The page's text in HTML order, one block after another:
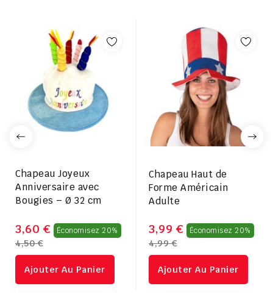
Chapeau Joyeux
Anniversaire avec
Bougies – Ø 32 cm
3,60 € Économisez 20% Prix
​​
régulier
4,50 €
Ajouter Au Panier
Chapeau Haut de
Forme Américain
Adulte
3,99 € Économisez 20%
​​
4,99 €
Ajouter Au Panier